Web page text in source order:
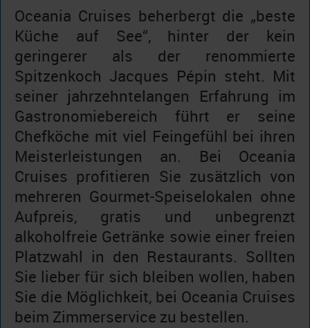
Oceania Cruises beherbergt die „beste
Küche auf See“, hinter der kein
geringerer als der renommierte
Spitzenkoch Jacques Pépin steht. Mit
seiner jahrzehntelangen Erfahrung im
Gastronomiebereich führt er seine
Chefköche mit viel Feingefühl bei ihren
Meisterleistungen an. Bei Oceania
Cruises profitieren Sie zusätzlich von
mehreren Gourmet-Speiselokalen ohne
Aufpreis, gratis und unbegrenzt
alkoholfreie Getränke sowie einer freien
Platzwahl in den Restaurants. Sollten
Sie lieber für sich bleiben wollen, haben
Sie die Möglichkeit, bei Oceania Cruises
beim Zimmerservice zu bestellen.